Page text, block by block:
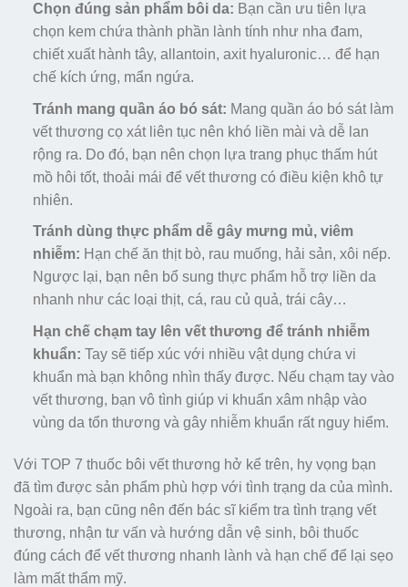
Chọn đúng sản phẩm bôi da: Bạn cần ưu tiên lựa
chọn kem chứa thành phần lành tính như nha đam,
chiết xuất hành tây, allantoin, axit hyaluronic… để hạn
chế kích ứng, mẩn ngứa.
Tránh mang quần áo bó sát: Mang quần áo bó sát làm
vết thương cọ xát liên tục nên khó liền mài và dễ lan
rộng ra. Do đó, bạn nên chọn lựa trang phục thấm hút
mồ hôi tốt, thoải mái để vết thương có điều kiện khô tự
nhiên.
Tránh dùng thực phẩm dễ gây mưng mủ, viêm
nhiễm: Hạn chế ăn thịt bò, rau muống, hải sản, xôi nếp.
Ngược lại, bạn nên bổ sung thực phẩm hỗ trợ liền da
nhanh như các loại thịt, cá, rau củ quả, trái cây…
Hạn chế chạm tay lên vết thương để tránh nhiễm
khuẩn: Tay sẽ tiếp xúc với nhiều vật dụng chứa vi
khuẩn mà bạn không nhìn thấy được. Nếu chạm tay vào
vết thương, bạn vô tình giúp vi khuẩn xâm nhập vào
vùng da tổn thương và gây nhiễm khuẩn rất nguy hiểm.
Với TOP 7 thuốc bôi vết thương hở kể trên, hy vọng bạn
đã tìm được sản phẩm phù hợp với tình trạng da của mình.
Ngoài ra, bạn cũng nên đến bác sĩ kiểm tra tình trạng vết
thương, nhận tư vấn và hướng dẫn vệ sinh, bôi thuốc
đúng cách để vết thương nhanh lành và hạn chế để lại sẹo
làm mất thẩm mỹ.